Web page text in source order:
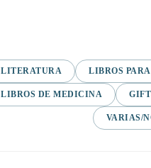
LITERATURA LIBROS
LIBROS DE MEDICINA
VARIAS/